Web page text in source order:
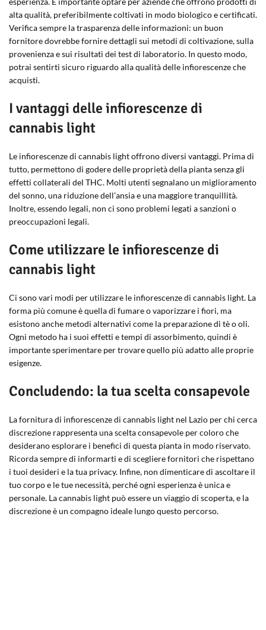
alta qualità, preferibilmente coltivati in modo biologico e certificati.
Verifica sempre la trasparenza delle informazioni: un buon
fornitore dovrebbe fornire dettagli sui metodi di coltivazione, sulla
provenienza e sui risultati dei test di laboratorio. In questo modo,
potrai sentirti sicuro riguardo alla qualità delle infiorescenze che
acquisti.
I vantaggi delle infiorescenze di
cannabis light
Le infiorescenze di cannabis light offrono diversi vantaggi. Prima di
tutto, permettono di godere delle proprietà della pianta senza gli
effetti collaterali del THC. Molti utenti segnalano un miglioramento
del sonno, una riduzione dell’ansia e una maggiore tranquillità.
Inoltre, essendo legali, non ci sono problemi legati a sanzioni o
preoccupazioni legali.
Come utilizzare le infiorescenze di
cannabis light
Ci sono vari modi per utilizzare le infiorescenze di cannabis light. La
forma più comune è quella di fumare o vaporizzare i fiori, ma
esistono anche metodi alternativi come la preparazione di tè o oli.
Ogni metodo ha i suoi effetti e tempi di assorbimento, quindi è
importante sperimentare per trovare quello più adatto alle proprie
esigenze.
Concludendo: la tua scelta consapevole
La fornitura di infiorescenze di cannabis light nel Lazio per chi cerca
discrezione rappresenta una scelta consapevole per coloro che
desiderano esplorare i benefici di questa pianta in modo riservato.
Ricorda sempre di informarti e di scegliere fornitori che rispettano
i tuoi desideri e la tua privacy. Infine, non dimenticare di ascoltare il
tuo corpo e le tue necessità, perché ogni esperienza è unica e
personale. La cannabis light può essere un viaggio di scoperta, e la
discrezione è un compagno ideale lungo questo percorso.